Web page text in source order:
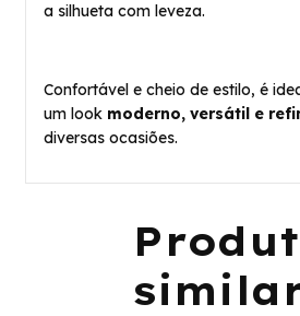
a silhueta com leveza.
Confortável e cheio de estilo, é
um look moderno, versátil e
diversas ocasiões.